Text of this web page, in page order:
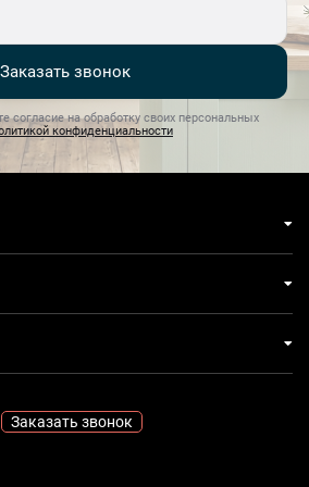
Заказать звонок
согласие на обработку своих персональных
конфиденциальности
Заказать звонок